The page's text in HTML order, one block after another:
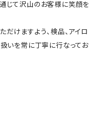
じて沢山のお客様に笑顔を
けますよう、検品、アイロ
扱いを常に丁寧に行なってお